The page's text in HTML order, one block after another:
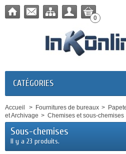
0
CATÉGORIES
Accueil > Fournitures de bureaux >
et Archivage > Chemises et sous-chemises
Sous-chemises
Il y a 23 produits.